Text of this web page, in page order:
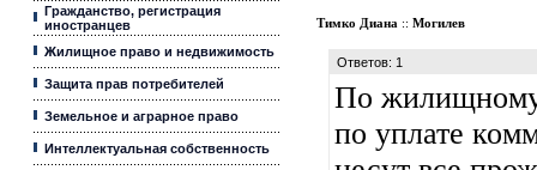
Гражданство, регистрация
иностранцев
Жилищное право и недвижимость
Защита прав потребителей
Земельное и аграрное право
Интеллектуальная собственность
Тимко Диана :: Могилев
Ответов: 1
По жилищному
по уплате